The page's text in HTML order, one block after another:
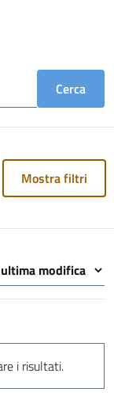
Cerca
Mostra filtri
i risultati.